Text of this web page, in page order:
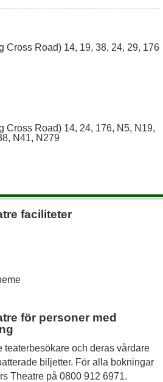
faciliteter
för personer med
teaterbesökare och deras vårdare
biljetter. För alla bokningar
Theatre på 0800 912 6971.
Cross Road) 14, 19, 38, 24, 29, 176
Cross Road) 14, 24, 176, N5, N19,
N41, N279